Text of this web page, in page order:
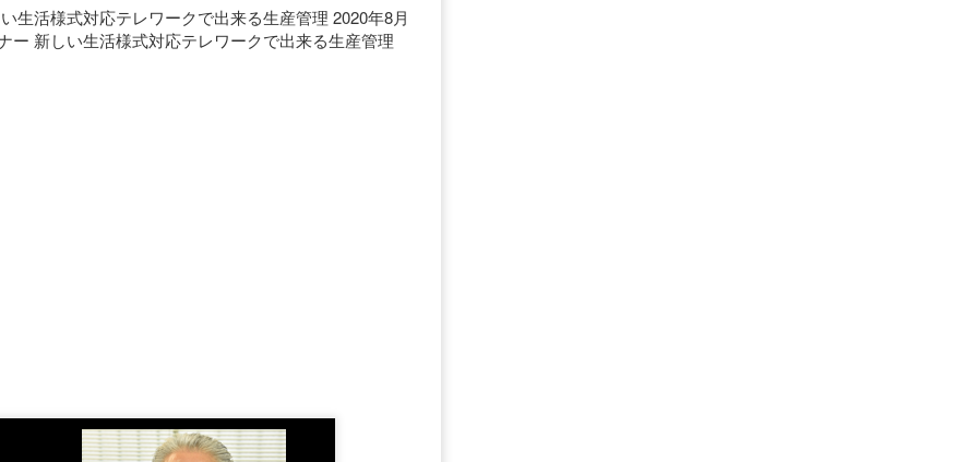
生活様式対応テレワークで出来る生産管理 2020年8月
ー 新しい生活様式対応テレワークで出来る生産管理